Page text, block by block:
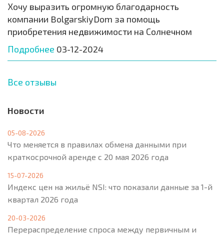
Хочу выразить огромную благодарность
компании BolgarskiyDom за помощь
приобретения недвижимости на Солнечном
Подробнее 03-12-2024
Все отзывы
Новости
05-08-2026
Что меняется в правилах обмена данными при
краткосрочной аренде с 20 мая 2026 года
15-07-2026
Индекс цен на жильё NSI: что показали данные за 1-й
квартал 2026 года
20-03-2026
Перераспределение спроса между первичным и